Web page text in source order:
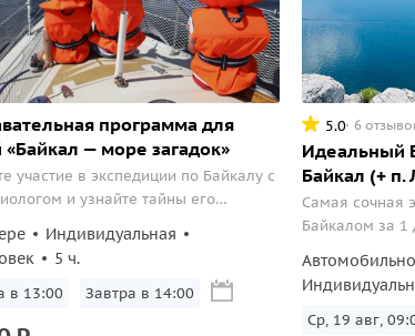
программа для
«Байкал — море загадок»
участие в экспедиции по Байкалу с
и узнайте тайны его
Индивидуальная
5 ч.
в 13:00 Завтра в 14:00
5.0 6
Идеальный
Байкал (+ п.
Самая сочная
Байкалом за
озера в мире.
Ср, 19 авг,